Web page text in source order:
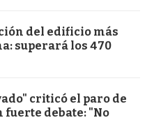
del edificio más
superará los 470
criticó el paro de
fuerte debate: "No